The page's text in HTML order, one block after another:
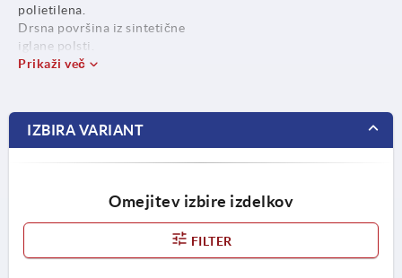
polietilena.
Drsna površina iz sintetične
iglane polsti.
Prikaži več
IZBIRA VARIANT
Omejitev izbire izdelkov
FILTER